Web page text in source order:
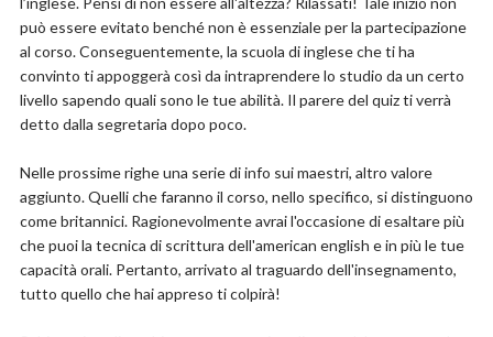
può essere evitato benché non è essenziale per la partecipazione
al corso. Conseguentemente, la scuola di inglese che ti ha
convinto ti appoggerà così da intraprendere lo studio da un certo
livello sapendo quali sono le tue abilità. Il parere del quiz ti verrà
detto dalla segretaria dopo poco.
Nelle prossime righe una serie di info sui maestri, altro valore
aggiunto. Quelli che faranno il corso, nello specifico, si distinguono
come britannici. Ragionevolmente avrai l'occasione di esaltare più
che puoi la tecnica di scrittura dell'american english e in più le tue
capacità orali. Pertanto, arrivato al traguardo dell'insegnamento,
tutto quello che hai appreso ti colpirà!